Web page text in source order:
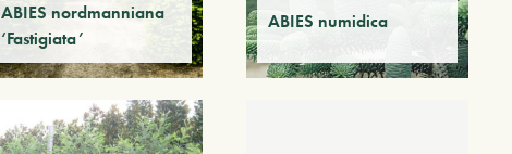
ABIES nordmanniana
‘Fastigiata’
ABIES numidica